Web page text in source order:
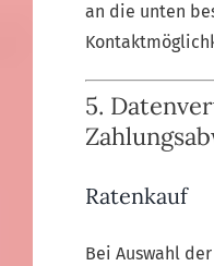
an die unten
5.
Ratenkauf
Bei Auswahl